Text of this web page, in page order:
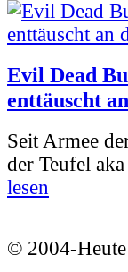
Evil Dead
enttäuscht
Seit Armee
der Teufel
lesen
© 2004-